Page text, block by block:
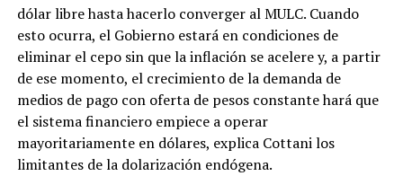
dólar libre hasta hacerlo converger al MULC. Cuando
esto ocurra, el Gobierno estará en condiciones de
eliminar el cepo sin que la inflación se acelere y, a partir
de ese momento, el crecimiento de la demanda de
medios de pago con oferta de pesos constante hará que
el sistema financiero empiece a operar
mayoritariamente en dólares, explica Cottani los
limitantes de la dolarización endógena.